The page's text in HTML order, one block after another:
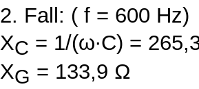
2. Fall: ( f = 600 Hz)
XC = 1/(ω∙C) =
XG = 133,9 Ω